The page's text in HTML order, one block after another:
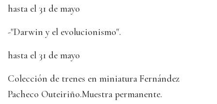
hasta el 31 de mayo
-"Darwin y el evolucionismo".
hasta el 31 de mayo
Colección de trenes en miniatura Fernández
Pacheco Outeiriño.Muestra permanente.